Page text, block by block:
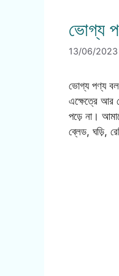
ভোগ্য
13/06/2023
ভোগ্য পণ্য
এক্ষেত্রে আর
পড়ে না।
ব্লেড, ঘড়ি,